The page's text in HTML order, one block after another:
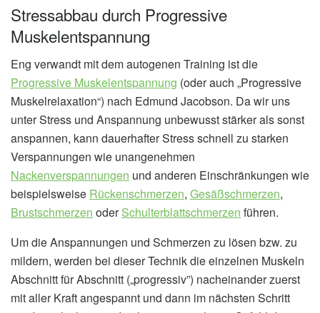
Stressabbau durch Progressive
Muskelentspannung
Eng verwandt mit dem autogenen Training ist die
Progressive Muskelentspannung (oder auch „Progressive
Muskelrelaxation“) nach Edmund Jacobson. Da wir uns
unter Stress und Anspannung unbewusst stärker als sonst
anspannen, kann dauerhafter Stress schnell zu starken
Verspannungen wie unangenehmen
Nackenverspannungen und anderen Einschränkungen wie
beispielsweise Rückenschmerzen, Gesäßschmerzen,
Brustschmerzen oderSchulterblattschmerzen führen.
Um die Anspannungen und Schmerzen zu lösen bzw. zu
mildern, werden bei dieser Technik die einzelnen Muskeln
Abschnitt für Abschnitt („progressiv”) nacheinander zuerst
mit aller Kraft angespannt und dann im nächsten Schritt